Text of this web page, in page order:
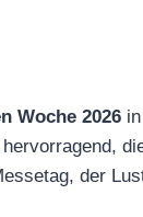
Woche 2026
der